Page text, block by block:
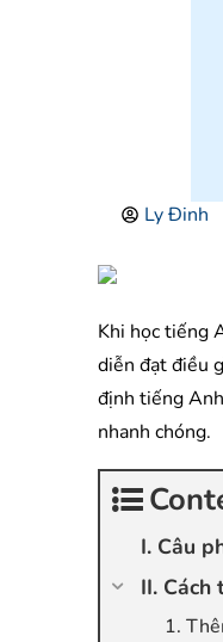
Ly Đinh
Khi học tiếng
diễn đạt điều
định tiếng
nhanh chóng.
I. Câu
II.
1.